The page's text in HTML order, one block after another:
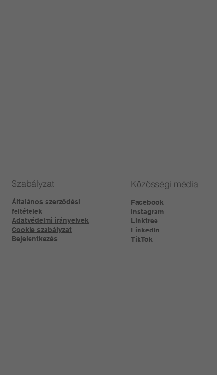
Szabályzat
Általános szerződési
feltételek
Adatvédelmi irányelvek
Cookie szabályzat
Bejelentkezés
Közösségi média
Facebook
Instagram
Linktree​
LinkedIn
TikTok